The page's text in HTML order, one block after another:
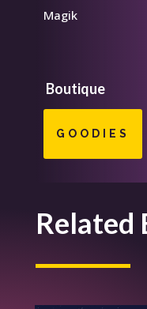
Magik
Boutique
GOODIES
Related